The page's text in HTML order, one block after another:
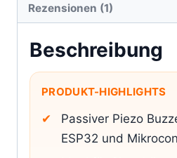
Rezensionen (1)
Beschreibung
PRODUKT-HIGHLIGHTS
Passiver Piezo
ESP32 und